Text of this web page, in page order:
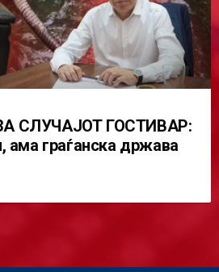
СЛУЧАЈОТ ГОСТИВАР:
ама граѓанска држава